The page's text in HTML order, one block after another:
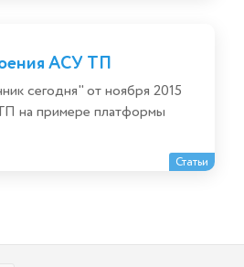
Статьи
АСУ ТП
сегодня" от ноября 2015
на примере платформы